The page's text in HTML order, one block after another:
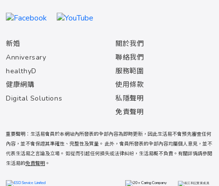
新婚
Anniversary
healthyD
健康網購
Digital Solutions
關於我們
聯絡我們
服務範圍
使用條款
私隱聲明
免責聲明
重要聲明：生活易會員於本網站內所發表的全部內容為即時更新，因此生活易不會預先審查任何
內容，並不會保證其準確性、完整性及質量。 此外，會員所發表的全部內容均屬個人意見，並不
代表生活易之言論及立場。 如從而引起任何損失或法律糾紛，生活易概不負責。有關詳情請參閱
生活易的免責聲明 。